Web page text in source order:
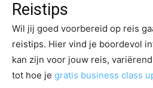
Reistips
Wil jij goed voorbereid op reis
reistips. Hier vind je boordevol
kan zijn voor jouw reis,
tot hoe je gratis business class